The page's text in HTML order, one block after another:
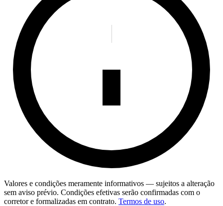
Valores e condições meramente informativos — sujeitos a alteração
sem aviso prévio. Condições efetivas serão confirmadas com o
corretor e formalizadas em contrato. Termos de uso.